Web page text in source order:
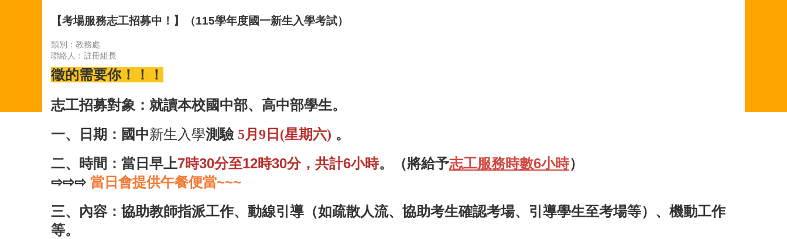
【考場服務志工招募中！】（115學年度國一新生入學考試）
類別：教務處
聯絡人：註冊組長
徵的需要你！！！
志工招募對象：就讀本校國中部、高中部學生。
一、日期：國中新生入學測驗 5月9日(星期六) 。
二、時間：當日早上7時30分至12時30分，共計6小時。（將給予志工服務時數6小時）
⇨⇨⇨ 當日會提供午餐便當~~~
三、內容：協助教師指派工作、動線引導（如疏散人流、協助考生確認考場、引導學生至考場等）、機動工作
等。